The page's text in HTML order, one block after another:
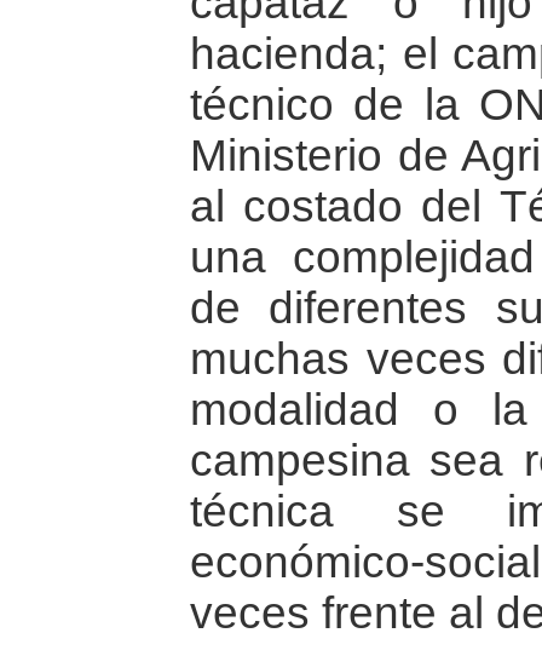
hacienda; el
técnico de la
Ministerio de
al costado del
una
de diferentes
muchas veces
modalidad o
campesina sea
técnica se
económico-
veces frente al